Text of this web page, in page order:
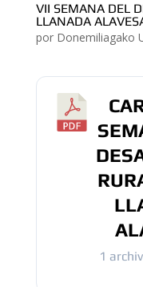
VII SEMANA DEL
LLANADA
por Donemiliagako
1